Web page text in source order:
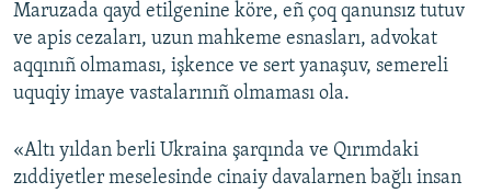
Maruzada qayd etilgenine köre, eñ çoq qanunsız tutuv
ve apis cezaları, uzun mahkeme esnasları, advokat
aqqınıñ olmaması, işkence ve sert yanaşuv, semereli
uquqiy imaye vastalarınıñ olmaması ola.
«Altı yıldan berli Ukraina şarqında ve Qırımdaki
zıddiyetler meselesinde cinaiy davalarnen bağlı insan